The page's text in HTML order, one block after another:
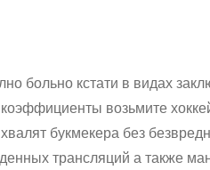
больно кстати в видах
возьмите
букмекера без
трансляций а также